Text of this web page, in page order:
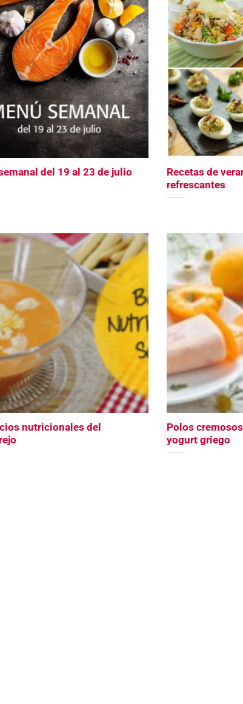
del 19 al 23 de julio
Recetas de
refrescantes
nutricionales del
Polos
yogurt griego